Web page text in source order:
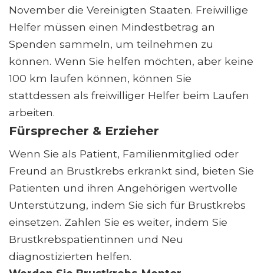
November die Vereinigten Staaten. Freiwillige
Helfer müssen einen Mindestbetrag an
Spenden sammeln, um teilnehmen zu
können. Wenn Sie helfen möchten, aber keine
100 km laufen können, können Sie
stattdessen als freiwilliger Helfer beim Laufen
arbeiten.
Fürsprecher & Erzieher
Wenn Sie als Patient, Familienmitglied oder
Freund an Brustkrebs erkrankt sind, bieten Sie
Patienten und ihren Angehörigen wertvolle
Unterstützung, indem Sie sich für Brustkrebs
einsetzen. Zahlen Sie es weiter, indem Sie
Brustkrebspatientinnen und Neu
diagnostizierten helfen.